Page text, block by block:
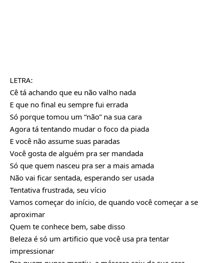
LETRA:
Cê tá achando que eu não valho nada
E que no final eu sempre fui errada
Só porque tomou um “não” na sua cara
Agora tá tentando mudar o foco da piada
E você não assume suas paradas
Você gosta de alguém pra ser mandada
Só que quem nasceu pra ser a mais amada
Não vai ficar sentada, esperando ser usada
Tentativa frustrada, seu vício
Vamos começar do início, de quando você começar a se
aproximar
Quem te conhece bem, sabe disso
Beleza é só um artificio que você usa pra tentar
impressionar